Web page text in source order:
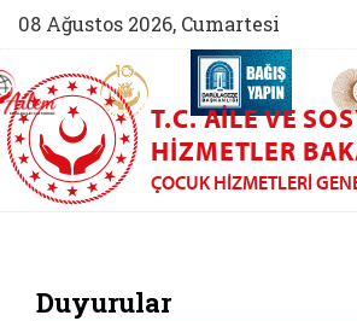
08 Ağustos 2026, Cumartesi
(yeni sekmede açılır)
AİLEM İletişim Merkezi (yeni sekmede açılır)
Aile ve Nüfus On Yılı (yeni
T.C. AILE VE
HIZMETLER
ÇOCUK HIZMETLERI
Duyurular